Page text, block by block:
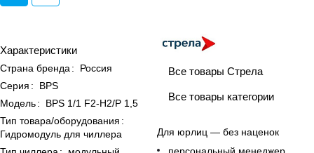
Характеристики
Страна бренда :
Россия
Серия :
BPS
Модель:
BPS 1/1 F2-H2/P 1,5
Тип товара/оборудования :
Гидромодуль для чиллера
Все товары Стрела
Все товары категории
Для юрлиц — без наценок